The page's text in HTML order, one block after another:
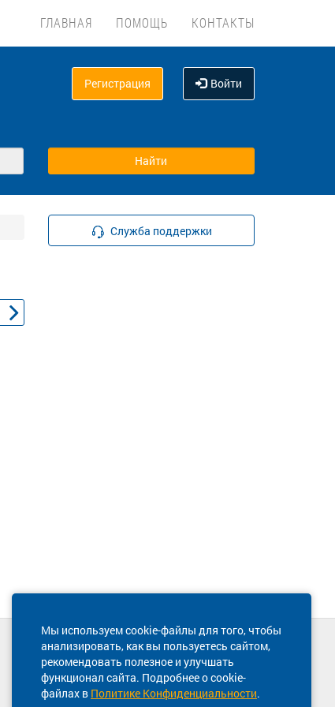
ГЛАВНАЯ ПОМОЩЬ КОНТАКТЫ
Регистрация Войти
Служба поддержки
Мы используем cookie-файлы для того, чтобы
анализировать, как вы пользуетесь сайтом,
рекомендовать полезное и улучшать
функционал сайта. Подробнее о cookie-
файлах в Политике Конфиденциальности.
Техническая поддержка сайта
8 800 600-03-38